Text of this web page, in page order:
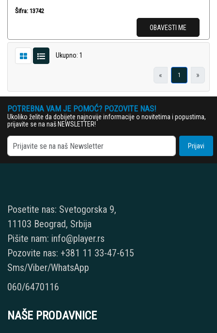
Šifra: 13742
OBAVESTI ME
Ukupno: 1
« 1 »
POTREBNA VAM JE POMOĆ? POZOVITE NAS!
Ukoliko želite da dobijete najnovije informacije o novitetima i popustima,
prijavite se na naš NEWSLETTER!
Prijavi
Posetite nas: Svetogorska 9,
11103 Beograd, Srbija
Pišite nam: info@player.rs
Pozovite nas: +381 11 33-47-615
Sms/Viber/WhatsApp
060/6470116
NAŠE PRODAVNICE